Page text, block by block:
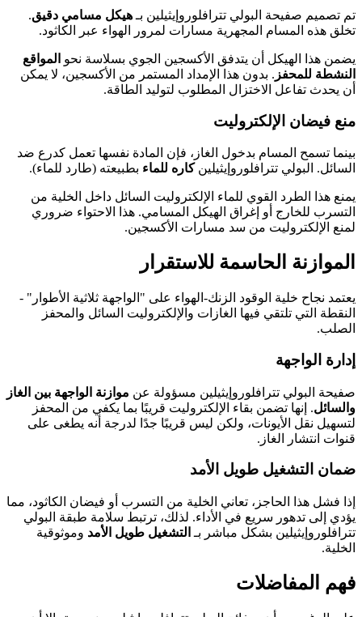
تم تصميم صفيحة البولي تترافلوروإيثيلين بـ هيكل مسامي دقيق.
تخلق هذه المسام المجهرية مسارات لمرور الهواء عبر الكاثود.
يضمن هذا الهيكل أن يتدفق الأكسجين الجوي بسلاسة نحو المواقع
النشطة للمحفز . بدون هذا الإمداد المستمر من الأكسجين، لا يمكن
أن يحدث تفاعل الاختزال المطلوب لتوليد الطاقة.
منع فيضان الإلكتروليت
بينما تسمح المسام بدخول الغاز، فإن المادة نفسها تعمل كدرع ضد
السائل. البولي تترافلوروإيثيلينكاره للماء بطبيعته (طارد للماء).
يمنع هذا الطرد القوي للماء الإلكتروليت السائل داخل الخلية من
التسرب للخارج أو إغراق الهيكل المسامي. هذا الاحتواء ضروري
لمنع الإلكتروليت من سد مسارات الأكسجين.
الموازنة الحاسمة للاستقرار
يعتمد نجاح خلية الوقود الزنك-الهواء على "الواجهة ثلاثية الأطوار" -
النقطة التي تلتقي فيها الغازات والإلكتروليت السائل والمحفز
الصلب.
إدارة الواجهة
صفيحة البولي تترافلوروإيثيلين مسؤولة عن موازنة الواجهة بين الغاز
والسائل. إنها تضمن بقاء الإلكتروليت قريبًا بما يكفي من المحفز
لتسهيل نقل الأيونات، ولكن ليس قريبًا جدًا لدرجة أنه يطغى على
قنوات انتشار الغاز.
ضمان التشغيل طويل الأمد
إذا فشل هذا الحاجز، تعاني الخلية من التسرب أو فيضان الكاثود، مما
يؤدي إلى تدهور سريع في الأداء. لذلك، ترتبط سلامة طبقة البولي
تترافلوروإيثيلين بشكل مباشر بـ التشغيل طويل الأمد وموثوقية
الخلية.
فهم المفاضلات